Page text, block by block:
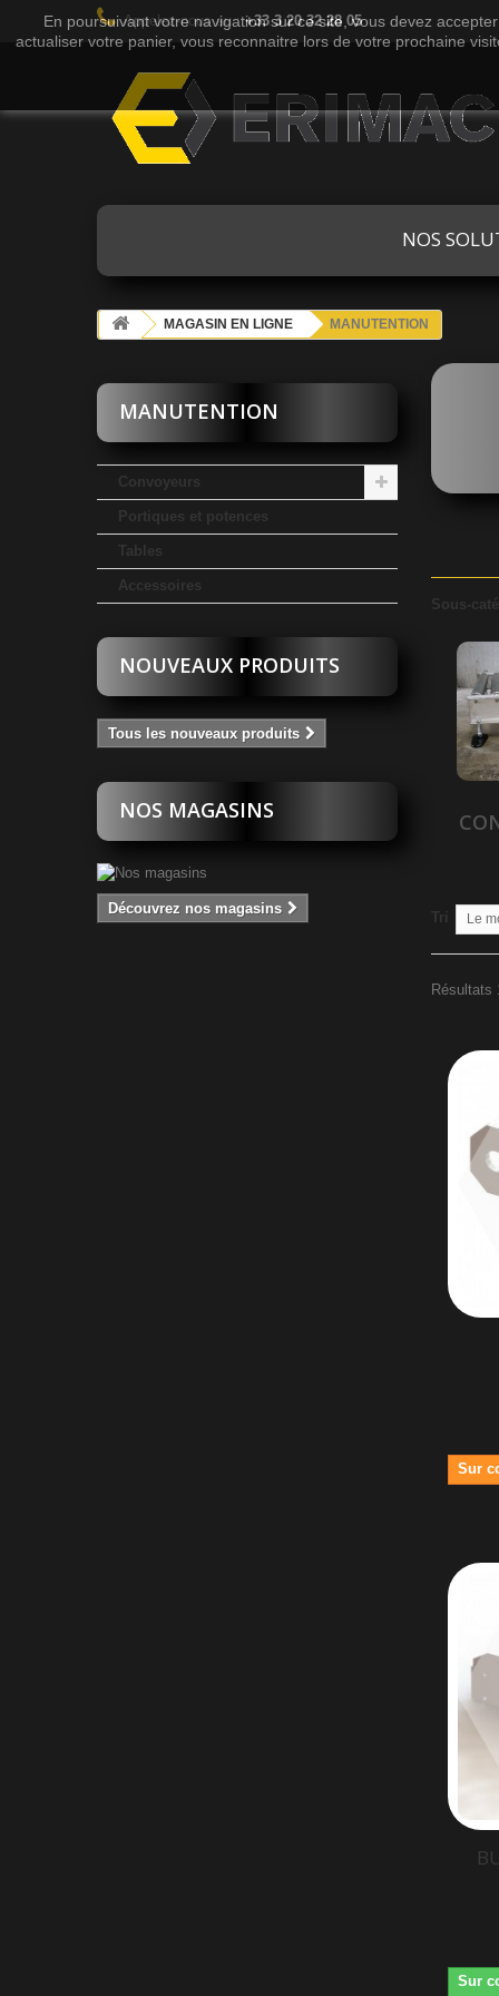
Appelez-nous au :+33 3 20 32 28 05
NOS
MAGASIN EN LIGNE MANUTENTION
MANUTENTION
Convoyeurs
Portiques et potences
Tables
Accessoires
NOUVEAUX PRODUITS
Tous les nouveaux produits
NOS MAGASINS
Découvrez nos magasins
Sous-
Tri Le
Résultats
Sur
Sur
En poursuivant votre navigation sur ce site, vous devez
actualiser votre panier, vous reconnaitre lors de votre prochaine